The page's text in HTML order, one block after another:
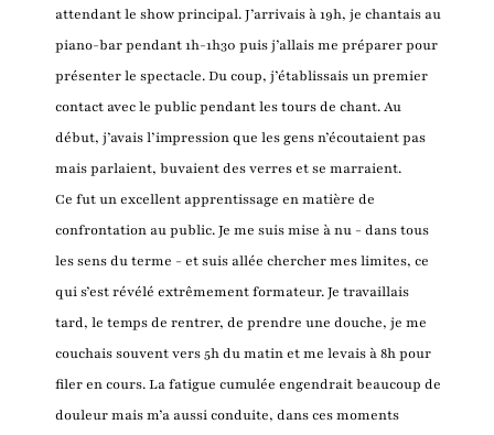
attendant le show principal. J’arrivais à 19h, je chantais au
piano-bar pendant 1h-1h30 puis j’allais me préparer pour
présenter le spectacle. Du coup, j’établissais un premier
contact avec le public pendant les tours de chant. Au
début, j’avais l’impression que les gens n’écoutaient pas
mais parlaient, buvaient des verres et se marraient.
Ce fut un excellent apprentissage en matière de
confrontation au public. Je me suis mise à nu - dans tous
les sens du terme - et suis allée chercher mes limites, ce
qui s’est révélé extrêmement formateur. Je travaillais
tard, le temps de rentrer, de prendre une douche, je me
couchais souvent vers 5h du matin et me levais à 8h pour
filer en cours. La fatigue cumulée engendrait beaucoup de
douleur mais m’a aussi conduite, dans ces moments